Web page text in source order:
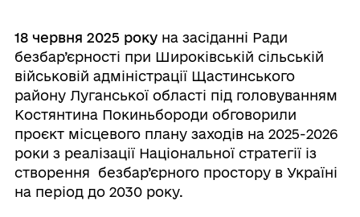
18 червня 2025 рокуна засіданні Ради
безбар’єрності при Широківській сільській
військовій адміністрації Щастинського
району Луганської області під головуванням
Костянтина Покиньбороди обговорили
проєкт місцевого плану заходів на 2025-2026
роки з реалізації Національної стратегії із
створення безбар’єрного простору в Україні
на період до 2030 року.